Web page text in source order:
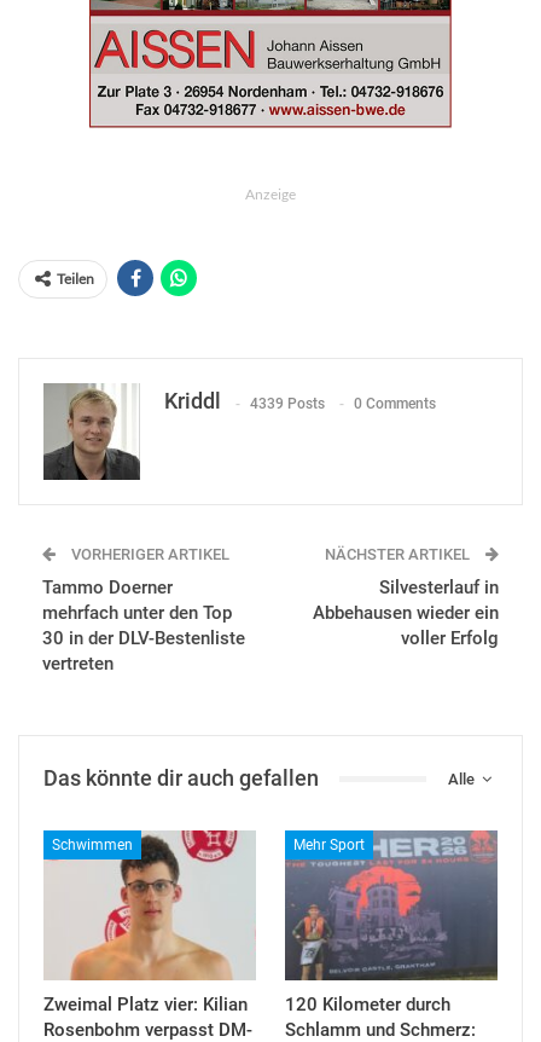
Anzeige
Teilen
Kriddl 4339 Posts 0 Comments
VORHERIGER ARTIKEL
Tammo Doerner
mehrfach unter den Top
30 in der DLV-Bestenliste
vertreten
NÄCHSTER ARTIKEL
Silvesterlauf in
Abbehausen wieder ein
voller Erfolg
Alle
Das könnte dir auch gefallen
Schwimmen
Zweimal Platz vier: Kilian
Rosenbohm verpasst DM-
Mehr Sport
120 Kilometer durch
Schlamm und Schmerz: